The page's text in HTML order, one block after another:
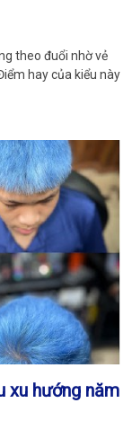
theo đuổi nhờ vẻ
hay của kiểu này
xu hướng năm